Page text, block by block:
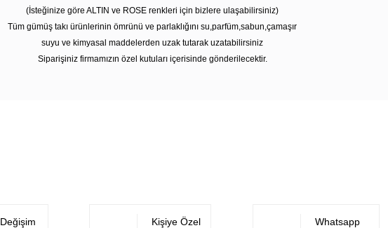
(İsteğinize göre ALTIN ve ROSE renkleri için bizlere ulaşabilirsiniz)
Tüm gümüş takı ürünlerinin ömrünü ve parlaklığını su,parfüm,sabun,çamaşır
suyu ve kimyasal maddelerden uzak tutarak uzatabilirsiniz
Siparişiniz firmamızın özel kutuları içerisinde gönderilecektir.
Değişim
Kişiye Özel
Whatsapp